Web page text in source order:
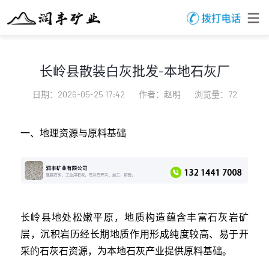
长岭县散装白灰批发-本地石灰厂
日期：2026-05-25 17:42 作者：赵明 浏览量：72
一、地理资源与原料基础
长岭县地处松嫩平原，地质构造蕴含丰富石灰岩矿
层，沉积岩历经长期地质作用形成纯度较高、易于开
采的石灰石资源，为本地石灰产业提供原料基础。